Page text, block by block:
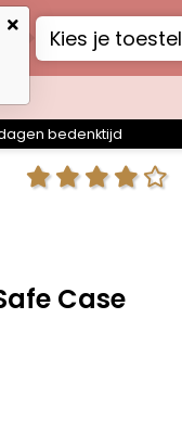
Kies je toestel
bedenktijd
Case